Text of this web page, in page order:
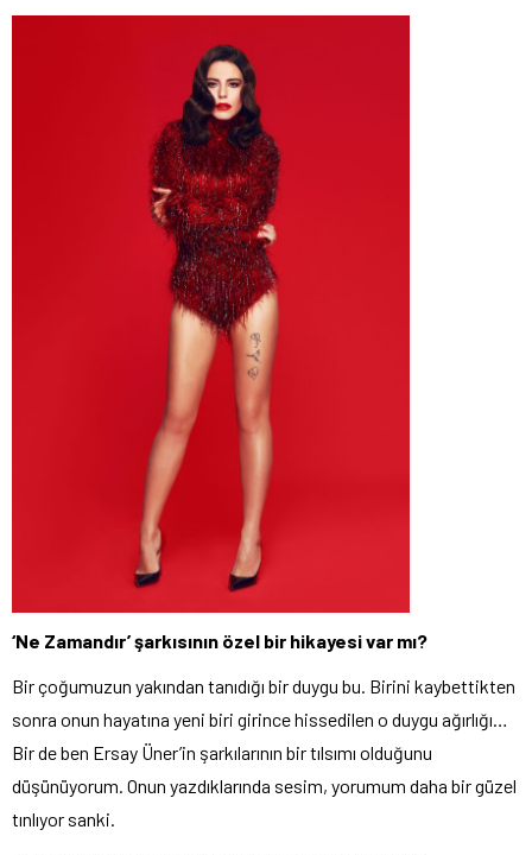
‘Ne Zamandır’ şarkısının özel bir hikayesi var mı?
Bir çoğumuzun yakından tanıdığı bir duygu bu. Birini kaybettikten
sonra onun hayatına yeni biri girince hissedilen o duygu ağırlığı…
Bir de ben Ersay Üner’in şarkılarının bir tılsımı olduğunu
düşünüyorum. Onun yazdıklarında sesim, yorumum daha bir güzel
tınlıyor sanki.